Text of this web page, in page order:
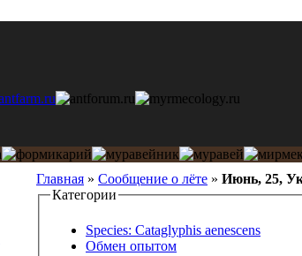
Главная » Сообщение о лёте » Июнь, 25,
Категории
Species: Cataglyphis aenescens
Обмен опытом